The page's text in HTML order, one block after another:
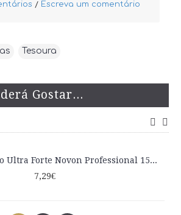
/ Escreva um comentário
Tesoura
Gostar...
Cera Rock Fixação Ultra Forte Novon Professional 150ml
7,29€